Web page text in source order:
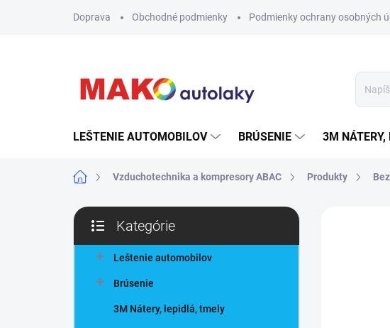
Doprava Obchodné podmienky Podmienky ochrany osobných
LEŠTENIE AUTOMOBILOV BRÚSENIE 3M NÁTERY,
DomovVzduchotechnika a kompresory ABAC Produkty
B
č
kategórie
Kategórie
Leštenie automobilov
Brúsenie
3M Nátery, lepidlá, tmely